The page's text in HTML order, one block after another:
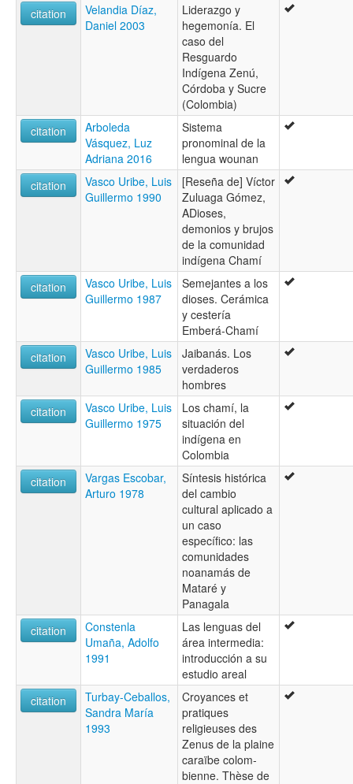
citation
Velandia Díaz,
Daniel 2003
Liderazgo y
hegemonía. El
caso del
Resguardo
Indígena Zenú,
Córdoba y Sucre
(Colombia)
citation
Arboleda
Vásquez, Luz
Adriana 2016
Sistema
pronominal de la
lengua wounan
citation
Vasco Uribe, Luis
Guillermo 1990
[Reseña de] Víctor
Zuluaga Gómez,
ADioses,
demonios y brujos
de la comunidad
indígena Chamí
citation
Vasco Uribe, Luis
Guillermo 1987
Semejantes a los
dioses. Cerámica
y cestería
Emberá-Chamí
citation
Vasco Uribe, Luis
Guillermo 1985
Jaibanás. Los
verdaderos
hombres
citation
Vasco Uribe, Luis
Guillermo 1975
Los chamí, la
situación del
indígena en
Colombia
citation
Vargas Escobar,
Arturo 1978
Síntesis histórica
del cambio
cultural aplicado a
un caso
específico: las
comunidades
noanamás de
Mataré y
Panagala
citation
Constenla
Umaña, Adolfo
1991
Las lenguas del
área intermedia:
introducción a su
estudio areal
citation
Turbay-Ceballos,
Sandra María
1993
Croyances et
pratiques
religieuses des
Zenus de la plaine
caraïbe colom-
bienne. Thèse de